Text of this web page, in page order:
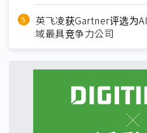
英飞凌获Gartner评选为
域最具竞争力公司